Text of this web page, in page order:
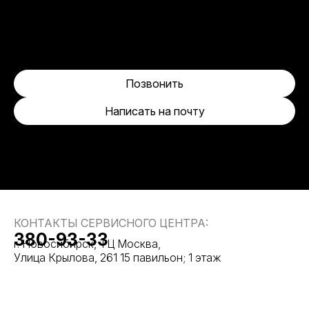
Написать на почту
Позвонить
КОНТАКТЫ СЕРВИСНОГО ЦЕНТРА:
г. Новосибирск, ТЦ Москва,
Улица Крылова, 261 15 павильон; 1 этаж
380-93-33